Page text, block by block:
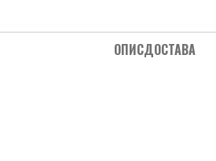
ОПИСДОСТАВА